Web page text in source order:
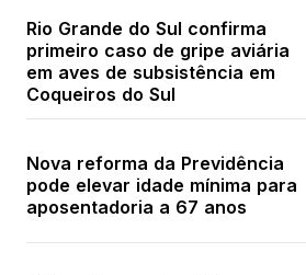
Rio Grande do Sul confirma
primeiro caso de gripe aviária
em aves de subsistência em
Coqueiros do Sul
Nova reforma da Previdência
pode elevar idade mínima para
aposentadoria a 67 anos